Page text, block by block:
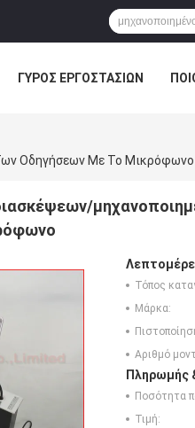
ΓΎΡΟΣ ΕΡΓΟΣΤΑΣΊΩΝ
Οδηγήσεων Με Το Μικρόφωνο
Τόπος
Μάρκα:
Αριθμό
Πληρωμής
Ποσότητα
Τιμή: